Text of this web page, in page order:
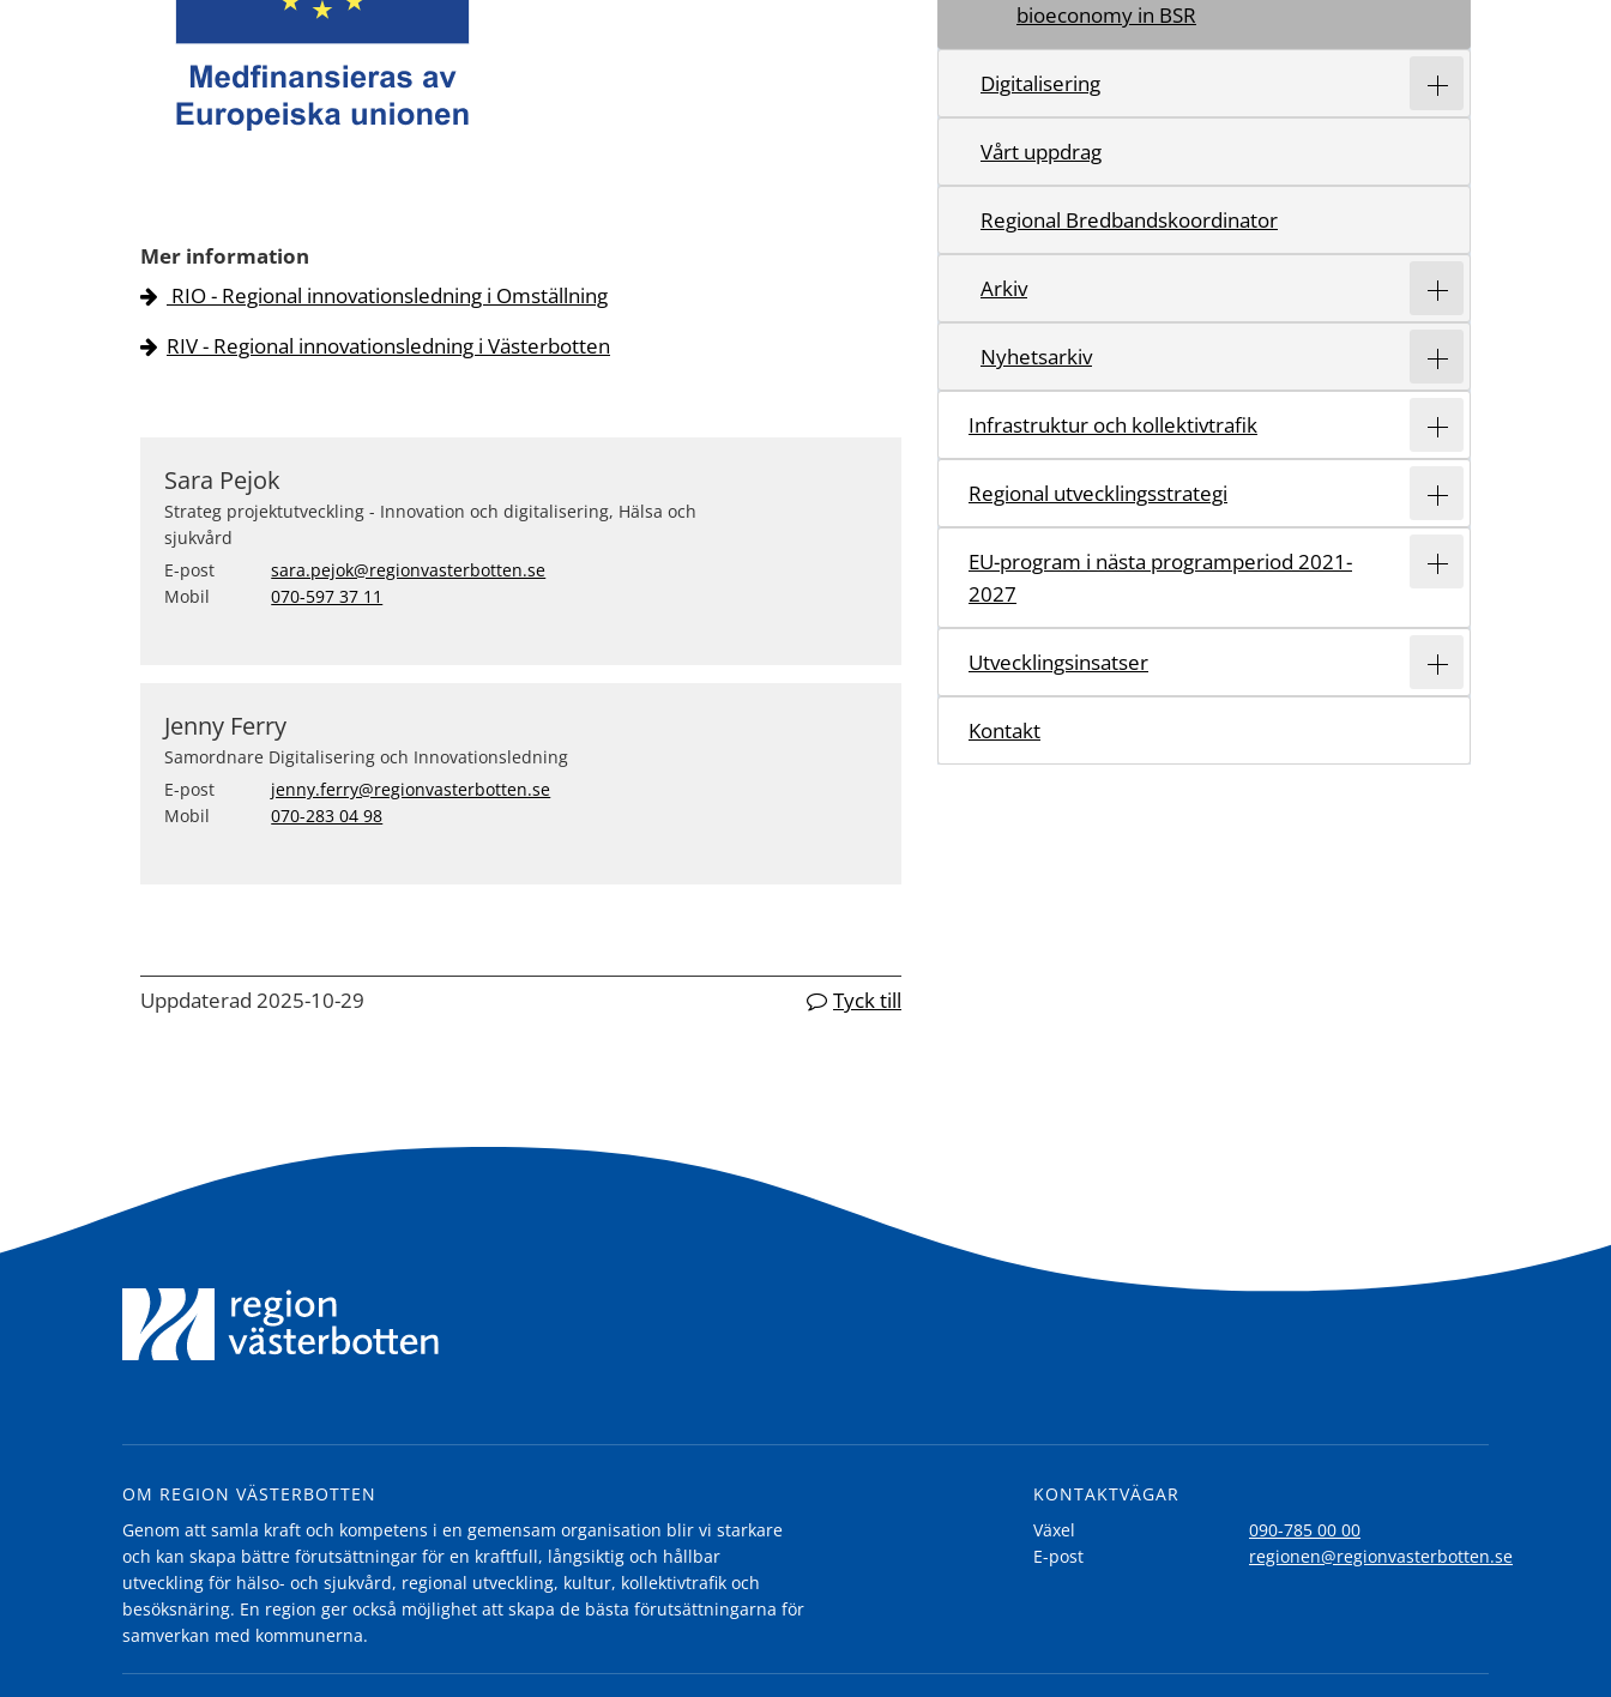
Mer information
RIO - Regional innovationsledning i Omställning
RIV - Regional innovationsledning i Västerbotten
Sara Pejok
Strateg projektutveckling - Innovation och digitalisering, Hälsa och
sjukvård
E-post
sara.pejok@regionvasterbotten.se
Mobil
070-597 37 11
Jenny Ferry
Samordnare Digitalisering och Innovationsledning
E-post
jenny.ferry@regionvasterbotten.se
Mobil
070-283 04 98
Uppdaterad 2025-10-29 Tyck till
bioeconomy in BSR
Digitalisering
Vårt uppdrag
Regional Bredbandskoordinator
Arkiv
Nyhetsarkiv
Infrastruktur och kollektivtrafik
Regional utvecklingsstrategi
EU-program i nästa programperiod 2021-
2027
Utvecklingsinsatser
Kontakt
OM REGION VÄSTERBOTTEN
Genom att samla kraft och kompetens i en gemensam organisation blir vi starkare
och kan skapa bättre förutsättningar för en kraftfull, långsiktig och hållbar
utveckling för hälso- och sjukvård, regional utveckling, kultur, kollektivtrafik och
besöksnäring. En region ger också möjlighet att skapa de bästa förutsättningarna för
samverkan med kommunerna.
KONTAKTVÄGAR
Växel
090-785 00 00
E-post
regionen@regionvasterbotten.se